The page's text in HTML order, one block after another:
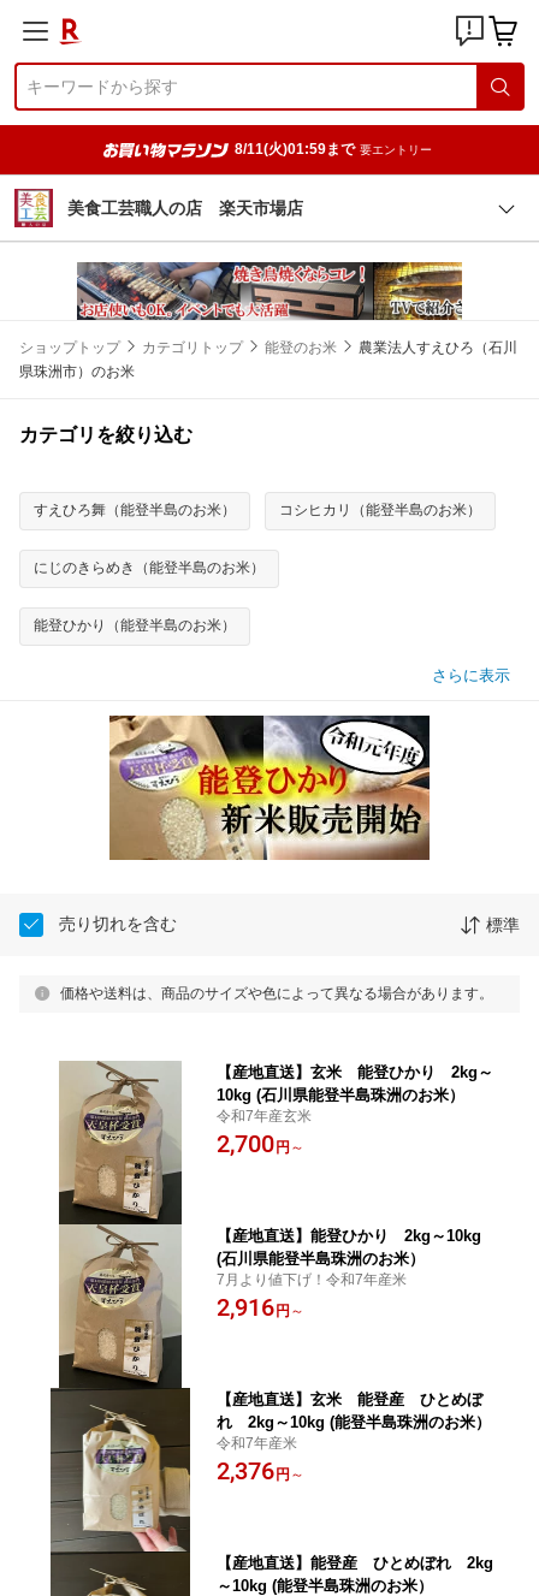
8/11(火)01:59まで 要エントリー
美食工芸職人の店 楽天市場店
ショップトップ カテゴリトップ 能登のお米
農業法人すえひろ（石川
県珠洲市）のお米
カテゴリを絞り込む
すえひろ舞（能登半島のお米） コシヒカリ（能登半島のお米）
にじのきらめき（能登半島のお米）
能登ひかり（能登半島のお米）
さらに表示
売り切れを含む 標準
価格や送料は、商品のサイズや色によって異なる場合があります。
【産地直送】玄米 能登ひかり 2kg～
10kg (石川県能登半島珠洲のお米）
令和7年産玄米
2,700 円 ～
【産地直送】能登ひかり 2kg～10kg
(石川県能登半島珠洲のお米）
7月より値下げ！令和7年産米
2,916 円 ～
【産地直送】玄米 能登産 ひとめぼ
れ 2kg～10kg (能登半島珠洲のお米）
令和7年産米
2,376 円 ～
【産地直送】能登産 ひとめぼれ 2kg
～10kg (能登半島珠洲のお米）